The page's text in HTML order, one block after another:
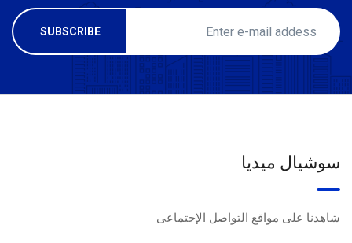
سوشيال ميديا
شاهدنا على مواقع التواصل الإجتماعى